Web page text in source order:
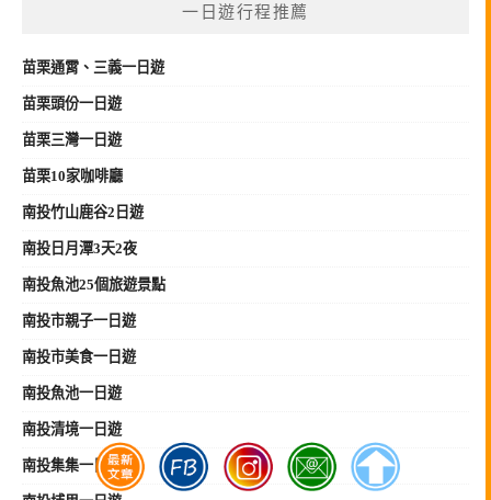
一日遊行程推薦
苗栗通霄、三義一日遊
苗栗頭份一日遊
苗栗三灣一日遊
苗栗10家咖啡廳
南投竹山鹿谷2日遊
南投日月潭3天2夜
南投魚池25個旅遊景點
南投市親子一日遊
南投市美食一日遊
南投魚池一日遊
南投清境一日遊
南投集集一日遊